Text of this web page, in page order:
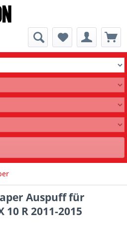
Auspuff für
R 2011-2015